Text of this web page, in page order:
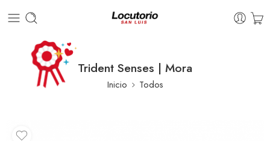
Trident Senses | Mora
Inicio Todos